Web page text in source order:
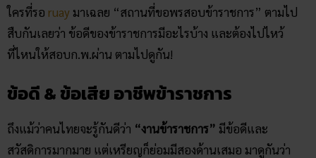
ใครที่รอ ruay มาเฉลย “สถานที่ขอพรสอบข้าราชการ” ตามไป
สืบกันเลยว่า ข้อดีของข้าราชการมีอะไรบ้าง และต้องไปไหว้
ที่ไหนให้สอบก.พ.ผ่าน ตามไปดูกัน!
ข้อดี & ข้อเสีย อาชีพข้าราชการ
ถึงแม้ว่าคนไทยจะรู้กันดีว่า “งานข้าราชการ” มีข้อดีและ
สวัสดิการมากมาย แต่เหรียญก็ย่อมมีสองด้านเสมอ มาดูกันว่า